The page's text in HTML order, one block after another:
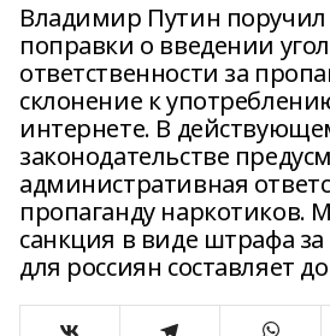
Владимир Путин поручил
поправки о введении
ответственности за
склонение к
интернете. В
законодательстве
административная
пропаганду наркотиков.
санкция в виде штрафа
для россиян составляет